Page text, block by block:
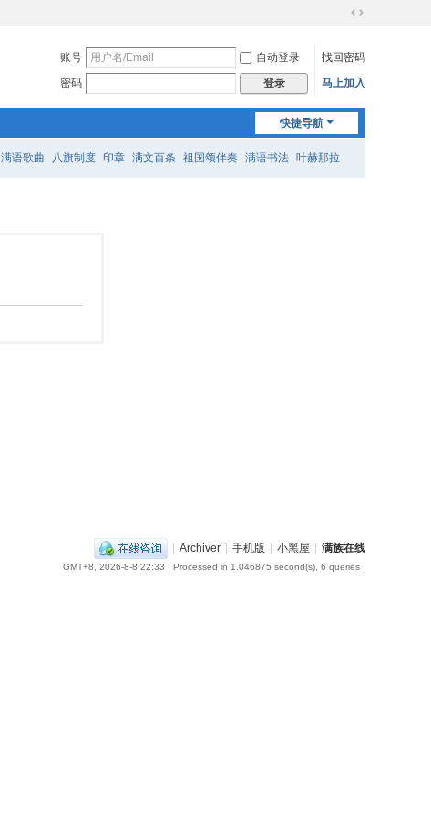
切
到
宽
账号 自动登录
找回密码
密码
登录 马上加入
快捷导航
满语歌曲 八旗制度 印章 满文百条 祖国颂伴奏 满语书法 叶赫那拉
| Archiver | 手机版 | 小黑屋 | 满族在线
GMT+8, 2026-8-8 22:33 , Processed in 1.046875 second(s), 6 queries .